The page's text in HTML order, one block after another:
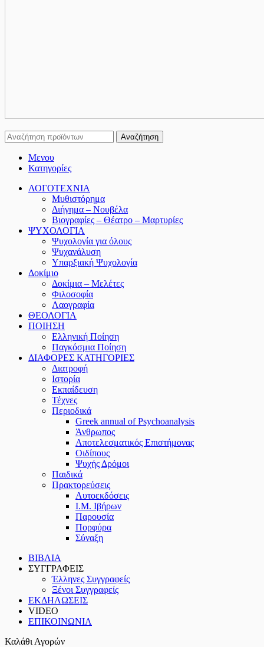
Αναζήτηση
Μενου
Κατηγορίες
ΛΟΓΟΤΕΧΝΙΑ
Μυθιστόρημα
Διήγημα – Νουβέλα
Βιογραφίες – Θέατρο – Μαρτυρίες
ΨΥΧΟΛΟΓΙΑ
Ψυχολογία για όλους
Ψυχανάλυση
Υπαρξιακή Ψυχολογία
Δοκίμιο
Δοκίμια – Μελέτες
Φιλοσοφία
Λαογραφία
ΘΕΟΛΟΓΙΑ
ΠΟΙΗΣΗ
Ελληνική Ποίηση
Παγκόσμια Ποίηση
ΔΙΑΦΟΡΕΣ ΚΑΤΗΓΟΡΙΕΣ
Διατροφή
Ιστορία
Εκπαίδευση
Τέχνες
Περιοδικά
Greek annual of Psychoanalysis
Άνθρωπος
Αποτελεσματικός Επιστήμονας
Οιδίπους
Ψυχής Δρόμοι
Παιδικά
Πρακτoρεύσεις
Αυτοεκδόσεις
Ι.Μ. Ιβήρων
Παρουσία
Πορφύρα
Σύναξη
ΒΙΒΛΙΑ
ΣΥΓΓΡΑΦΕΙΣ
Έλληνες Συγγραφείς
Ξένοι Συγγραφείς
ΕΚΔΗΛΩΣΕΙΣ
VIDEO
ΕΠΙΚΟΙΝΩΝΙΑ
Καλάθι Αγορών